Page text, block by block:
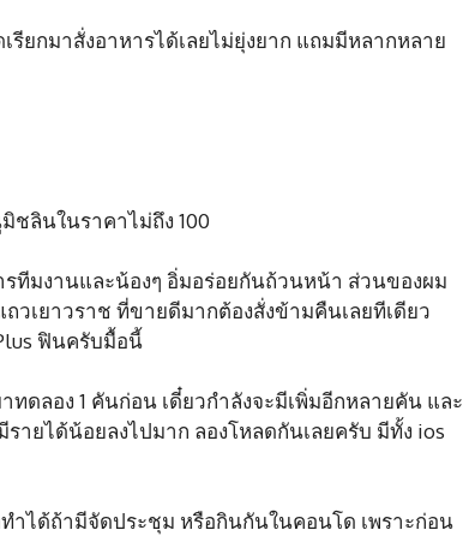
ยกมาสั่งอาหารได้เลยไม่ยุ่งยาก แถมมีหลากหลาย
ชลินในราคาไม่ถึง 100
รทีมงานและน้องๆ อิ่มอร่อยกันถ้วนหน้า ส่วนของผม
เยาวราช ที่ขายดีมากต้องสั่งข้ามคืนเลยทีเดียว
ฟินครับมื้อนี้
ลอง 1 คันก่อน เดี๋ยวกำลังจะมีเพิ่มอีกหลายคัน และ
ยได้น้อยลงไปมาก ลองโหลดกันเลยครับ มีทั้ง ios
ทำได้ถ้ามีจัดประชุม หรือกินกันในคอนโด เพราะก่อน